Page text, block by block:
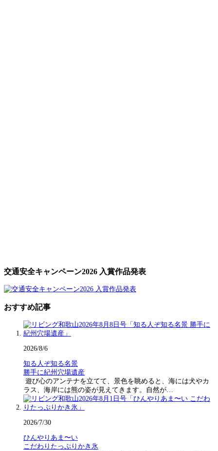
交通安全キャンペーン2026 入賞作品発表
おすすめ記事
2026/8/6
知る人ぞ知る名景
勝手に紀州穴場遺産
遊び心のアンテナを立てて、景色を眺めると、海には犬やカ
ラス、海岸には熊の姿が見えてきます。自然が…
2026/7/30
ひんやりあま〜い
こだわりたっぷりかき氷